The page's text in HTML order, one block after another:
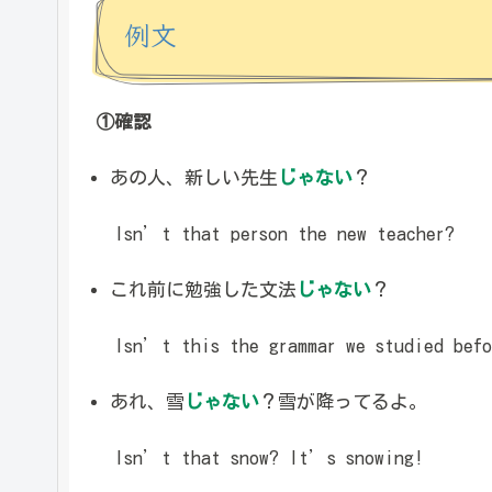
例文
①確認
あの人、新しい先生 じゃない ？
Isn’t that person the new teacher?
これ前に勉強した文法 じゃない ？
Isn’t this the grammar we studied
あれ、雪 じゃない ？雪が降ってるよ。
Isn’t that snow? It’s snowing!